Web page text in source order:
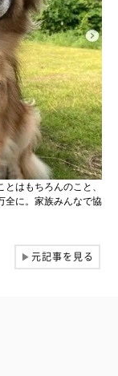
はもちろんのこと、
全に。家族みんなで協
▶元記事を見る